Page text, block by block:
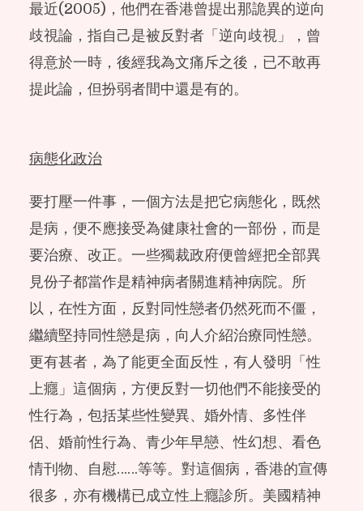
最近(2005)，他們在香港曾提出那詭異的逆向
歧視論，指自己是被反對者「逆向歧視」，曾
得意於一時，後經我為文痛斥之後，已不敢再
提此論，但扮弱者間中還是有的。
病態化政治
要打壓一件事，一個方法是把它病態化，既然
是病，便不應接受為健康社會的一部份，而是
要治療、改正。一些獨裁政府便曾經把全部異
見份子都當作是精神病者關進精神病院。所
以，在性方面，反對同性戀者仍然死而不僵，
繼續堅持同性戀是病，向人介紹治療同性戀。
更有甚者，為了能更全面反性，有人發明「性
上癮」這個病，方便反對一切他們不能接受的
性行為，包括某些性變異、婚外情、多性伴
侶、婚前性行為、青少年早戀、性幻想、看色
情刊物、自慰……等等。對這個病，香港的宣傳
很多，亦有機構已成立性上癮診所。美國精神